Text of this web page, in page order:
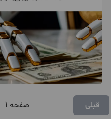
قبلی صفحه 1